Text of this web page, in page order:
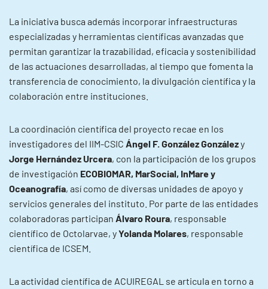
La iniciativa busca además incorporar infraestructuras
especializadas y herramientas científicas avanzadas que
permitan garantizar la trazabilidad, eficacia y sostenibilidad
de las actuaciones desarrolladas, al tiempo que fomenta la
transferencia de conocimiento, la divulgación científica y la
colaboración entre instituciones.
La coordinación científica del proyecto recae en los
investigadores del IIM-CSIC Ángel F. González Gonzálezy
Jorge Hernández Urcera, con la participación de los grupos
de investigación ECOBIOMAR, MarSocial, InMare y
Oceanografía, así como de diversas unidades de apoyo y
servicios generales del instituto. Por parte de las entidades
colaboradoras participan Álvaro Roura, responsable
científico de Octolarvae, yYolanda Molares, responsable
científica de ICSEM.
La actividad científica de ACUIREGAL se articula en torno a